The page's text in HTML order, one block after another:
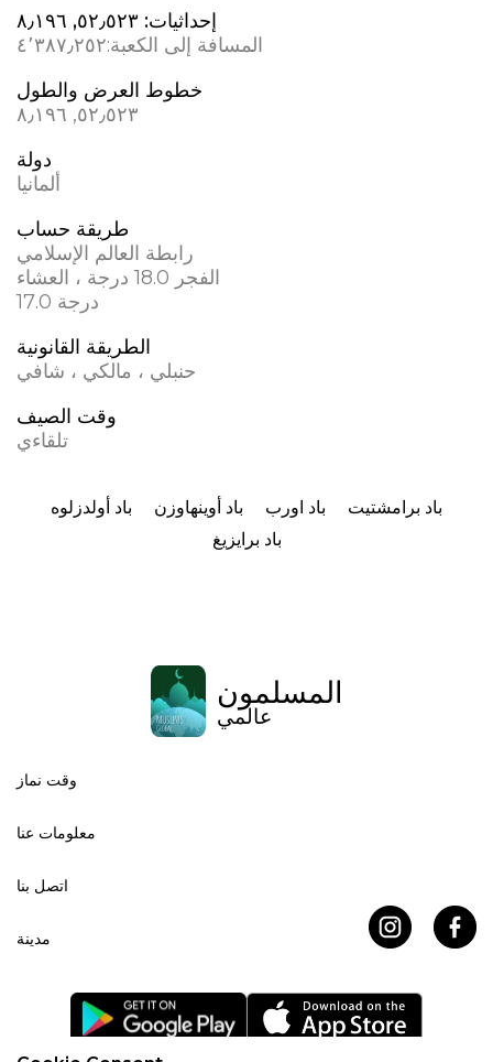
إحداثيات: ٥٢٫٥٢٣, ٨٫١٩٦
المسافة إلى الكعبة:٤٬٣٨٧٫٢٥٢
خطوط العرض والطول
٥٢٫٥٢٣, ٨٫١٩٦
دولة
ألمانيا
طريقة حساب
رابطة العالم الإسلامي
الفجر 18.0 درجة ، العشاء
17.0 درجة
الطريقة القانونية
حنبلي ، مالكي ، شافي
وقت الصيف
تلقاءي
باد أولدزلوه باد أوينهاوزن باد اورب
باد برامشتيت
باد برايزيغ
المسلمون
عالمي
وقت نماز
معلومات عنا
اتصل بنا
مدينة